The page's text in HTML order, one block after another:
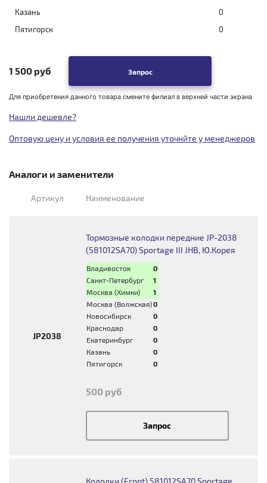
Казань
0
Пятигорск
0
1 500 руб Запрос
Для приобретения данного товара смените филиал в верхней части экрана
Нашли дешевле?
Оптовую цену и условия ее получения уточнйте у менеджеров
Аналоги и заменители
Артикул Наименование
JP2038
Тормозные колодки передние JP-2038
(581012SA70) Sportage III JHB, Ю.Корея
Владивосток
0
Санкт-Петербург
1
Москва (Химки)
1
Москва (Волжская)0
Новосибирск
0
Краснодар
0
Екатеринбург
0
Казань
0
Пятигорск
0
500 руб
Запрос
Колодки (Front) 581012SA70 Sportage